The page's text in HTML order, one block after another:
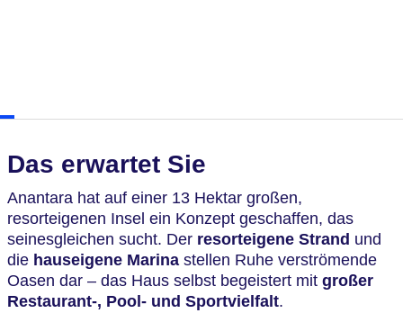
Das erwartet Sie
Anantara hat auf einer 13 Hektar großen,
resorteigenen Insel ein Konzept geschaffen, das
seinesgleichen sucht. Der resorteigene Strand und
die hauseigene Marina stellen Ruhe verströmende
Oasen dar – das Haus selbst begeistert mit großer
Restaurant-, Pool- und Sportvielfalt.